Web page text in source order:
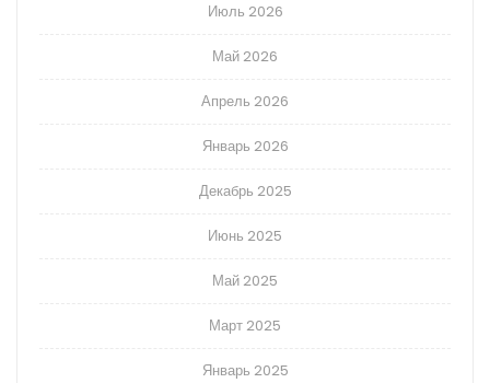
Июль 2026
Май 2026
Апрель 2026
Январь 2026
Декабрь 2025
Июнь 2025
Май 2025
Март 2025
Январь 2025